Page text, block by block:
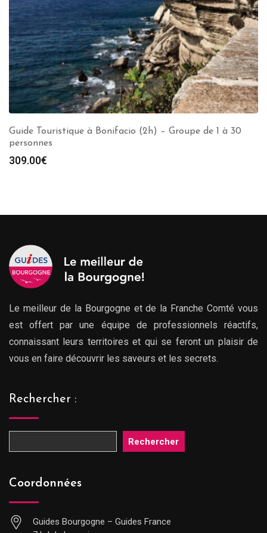
Guide Touristique à Bonifacio (2h) – Groupe de 1 à 30
personnes
309.00€
Le meilleur de la Bourgogne et de la Franche Comté vous
est offert par une équipe de professionnels réactifs,
connaissant leurs territoires et qui se feront un plaisir de
vous en faire découvrir les saveurs et les secrets.
Rechercher :
Rechercher
Coordonnées
Guides Bourgogne – Guides France